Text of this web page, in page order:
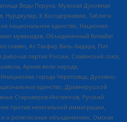
Веды Перуна, Мужская Духовная
Нурджулар, К Богодержавию, Таблиги
национальное единство, Национал-
мувахидов, Объединенный Вилайат
славян, Ат-Такфир Валь-Хиджра, Пит
партия России, Славянский союз,
Армия воли народа,
города Череповца, Духовно-
единство, Древнерусской
Староверов-Инглингов, Русский
против нелегальной иммиграции,
о религиозных объединениях, Омская